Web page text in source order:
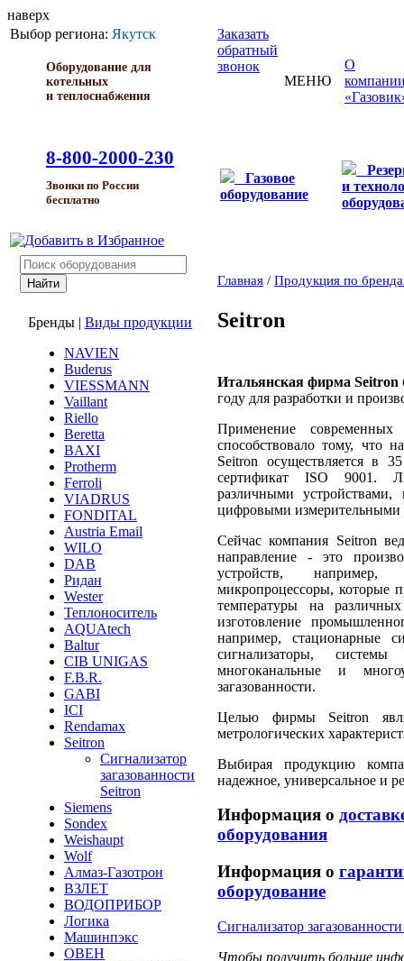
наверх
Выбор региона: Якутск
Оборудование для
котельных
и теплоснабжения
8-800-2000-230
Звонки по России
бесплатно
Заказать
обратный
звонок
МЕНЮ
О
Газовое
оборудование
и
Бренды | Виды продукции
NAVIEN
Buderus
VIESSMANN
Vaillant
Riello
Beretta
BAXI
Protherm
Ferroli
VIADRUS
FONDITAL
Austria Email
WILO
DAB
Ридан
Wester
Теплоноситель
AQUAtech
Baltur
CIB UNIGAS
F.B.R.
GABI
ICI
Rendamax
Seitron
Сигнализатор
загазованности
Seitron
Siemens
Sondex
Weishaupt
Wolf
Алмаз-Газотрон
ВЗЛЕТ
ВОДОПРИБОР
Логика
Машинпэкс
ОВЕН
Главная / Продукция по
Seitron
Итальянская фирма Seitron
году для разработки и
Применение
способствовало тому, что
Seitron осуществляется в
сертификат ISO 9001.
различными
цифровыми измерительными
Сейчас компания Seitron
направление - это
устройств, например,
микропроцессоры, которые
температуры на
изготовление
например, стационарные
сигнализаторы, системы
многоканальные и
загазованности.
Целью фирмы Seitron
метрологических
Выбирая продукцию
надежное, универсальное и
Информация о
оборудования
Информация о
оборудование
Сигнализатор
Чтобы получить больше